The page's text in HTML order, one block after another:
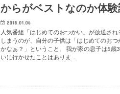
からがベストなのか体
2018.01.06
人気番組「はじめてのおつかい」が放送さ
しまうのが、自分の子供は「はじめてのお
かなぁ？」ということ。 我が家の息子は5歳
いに行かせたことはありま…